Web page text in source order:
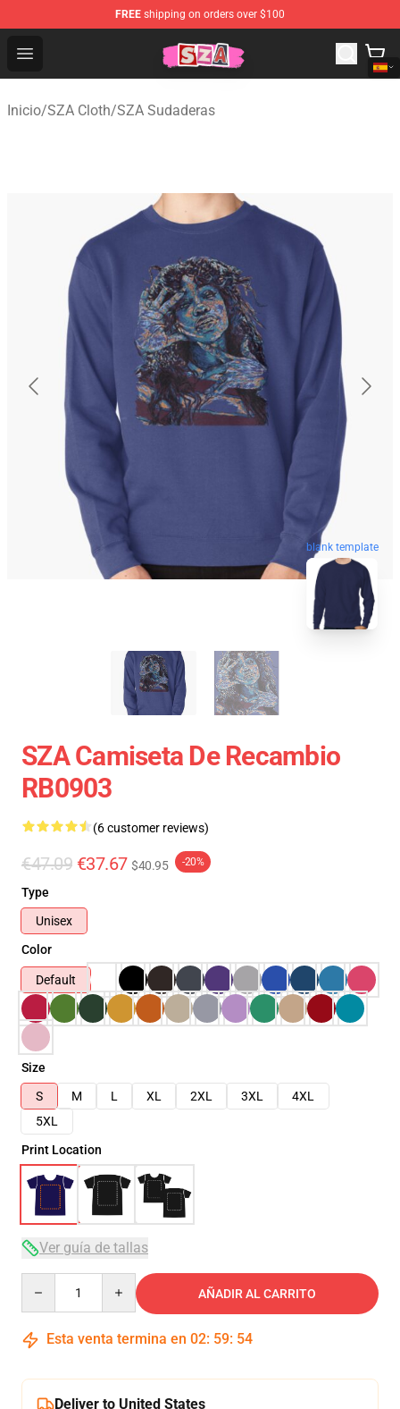
FREE shipping on orders over $100
Open menu
SZA Shop - Official SZA Merchandise Store
Inicio/SZA Cloth/SZA Sudaderas
blank template
SZA Camiseta De Recambio
RB0903
(6 customer reviews)
€47.09 €37.67 $40.95 -20%
Type
Unisex
Color
Default
Size
S
M L XL 2XL 3XL
4XL
5XL
Print Location
Ver guía de tallas
AÑADIR AL CARRITO
Esta venta termina en 02: 59: 54
Deliver to United States